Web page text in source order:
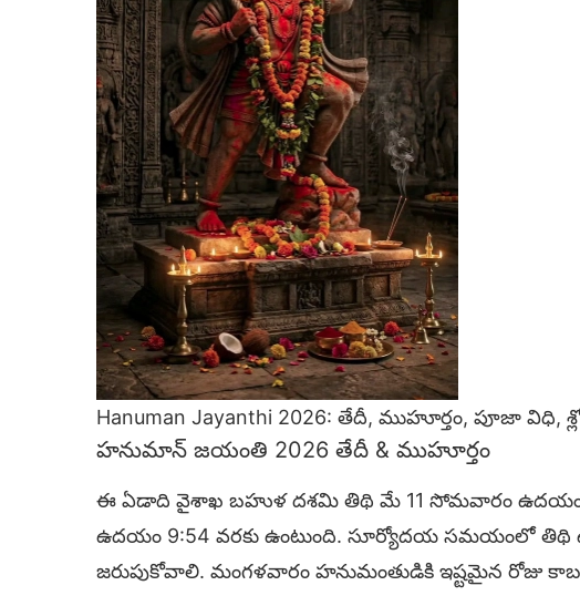
Hanuman Jayanthi 2026: తేదీ, ముహూర్తం, పూజా విధి,
హనుమాన్ జయంతి 2026 తేదీ & ముహూర్తం
ఈ ఏడాది వైశాఖ బహుళ దశమి తిథి మే 11 సోమవారం ఉదయం
ఉదయం 9:54 వరకు ఉంటుంది. సూర్యోదయ సమయంలో
జరుపుకోవాలి. మంగళవారం హనుమంతుడికి ఇష్టమైన రోజు